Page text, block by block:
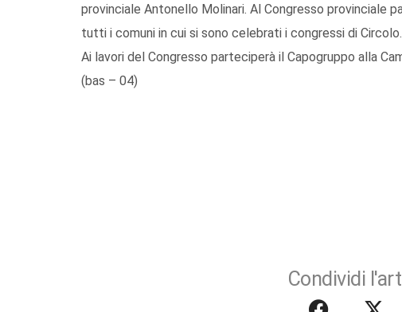
provinciale Antonello Molinari. Al Congresso provinciale
tutti i comuni in cui si sono celebrati i congressi di Circolo.
Ai lavori del Congresso parteciperà il Capogruppo alla
(bas – 04)
Condividi